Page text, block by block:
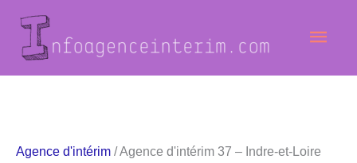
contenu
Agence d'intérim / Agence d'intérim 37 – Indre-et-Loire